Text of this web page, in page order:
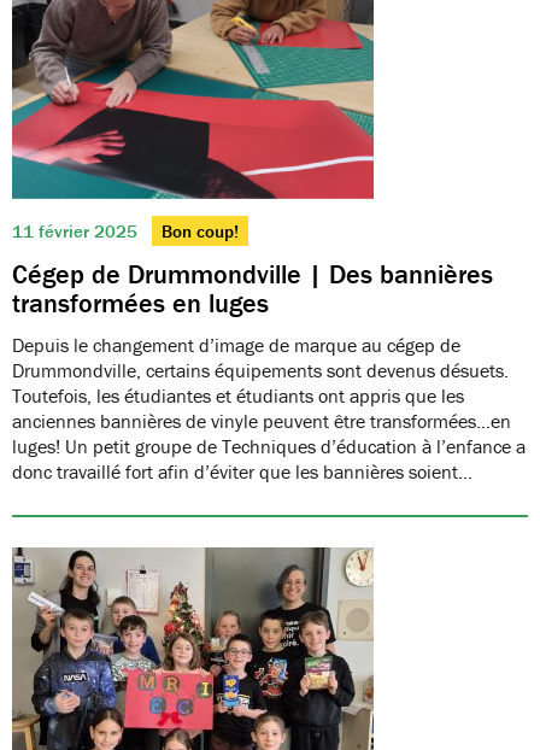
11 février 2025 Bon coup!
Cégep de Drummondville | Des bannières
transformées en luges
Depuis le changement d’image de marque au cégep de
Drummondville, certains équipements sont devenus désuets.
Toutefois, les étudiantes et étudiants ont appris que les
anciennes bannières de vinyle peuvent être transformées…en
luges! Un petit groupe de Techniques d’éducation à l’enfance a
donc travaillé fort afin d’éviter que les bannières soient…